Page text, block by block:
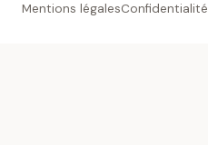
Mentions légalesConfidentialité